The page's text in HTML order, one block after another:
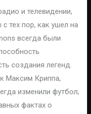
и телевидении,
тех пор, как ушел на
всегда были
создания легенд.
Максим Криппа,
изменили футбол;
фактах о